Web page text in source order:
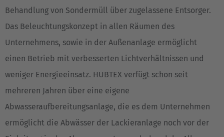
Behandlung von Sondermüll über zugelassene Entsorger.
Das Beleuchtungskonzept in allen Räumen des
Unternehmens, sowie in der Außenanlage ermöglicht
einen Betrieb mit verbesserten Lichtverhältnissen und
weniger Energieeinsatz. HUBTEX verfügt schon seit
mehreren Jahren über eine eigene
Abwasseraufbereitungsanlage, die es dem Unternehmen
ermöglicht die Abwässer der Lackieranlage noch vor der